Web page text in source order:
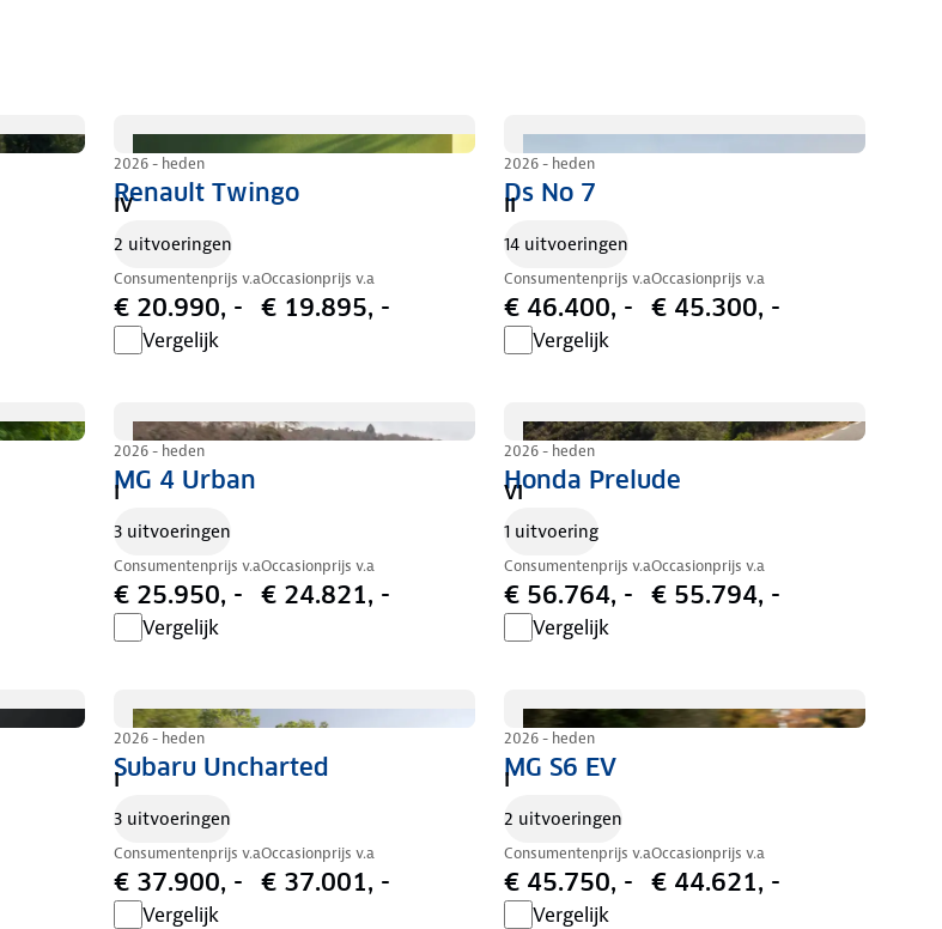
Renault Twingo
2026 - heden
IV
2 uitvoeringen
Consumentenprijs v.a
€ 20.990, -
Occasionprijs v.a
€ 19.895, -
Vergelijk
Ds No 7
2026 - heden
II
14 uitvoeringen
Consumentenprijs v.a
€ 46.400, -
Occasionprijs v.a
€ 45.300, -
Vergelijk
MG 4 Urban
2026 - heden
I
3 uitvoeringen
Consumentenprijs v.a
€ 25.950, -
Occasionprijs v.a
€ 24.821, -
Vergelijk
Honda Prelude
2026 - heden
VI
1 uitvoering
Consumentenprijs v.a
€ 56.764, -
Occasionprijs v.a
€ 55.794, -
Vergelijk
Subaru Uncharted
2026 - heden
I
3 uitvoeringen
Consumentenprijs v.a
€ 37.900, -
Occasionprijs v.a
€ 37.001, -
Vergelijk
MG S6 EV
2026 - heden
I
2 uitvoeringen
Consumentenprijs v.a
€ 45.750, -
Occasionprijs v.a
€ 44.621, -
Vergelijk